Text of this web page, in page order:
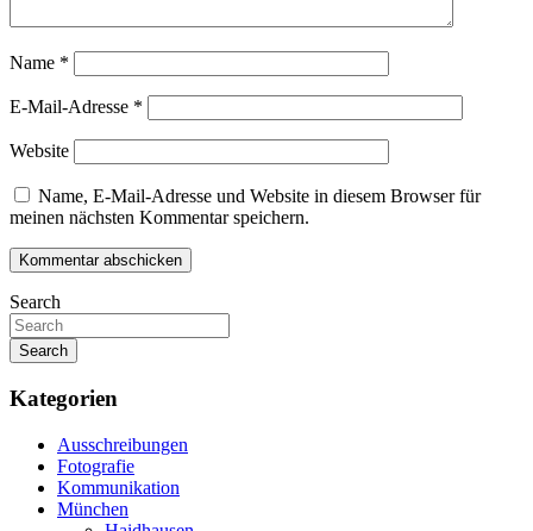
Name *
E-Mail-Adresse *
Website
Name, E-Mail-Adresse und Website in diesem Browser für
meinen nächsten Kommentar speichern.
Search
Search
Kategorien
Ausschreibungen
Fotografie
Kommunikation
München